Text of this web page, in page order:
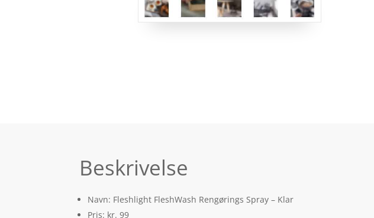
Beskrivelse
Navn: Fleshlight FleshWash Rengørings Spray – Klar
Pris: kr. 99